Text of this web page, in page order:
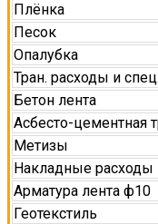
Плёнка
Песок
Опалубка
Тран. расходы и
Бетон лента
Асбесто-цементная
Метизы
Накладные расходы
Арматура лента ф10
Геотекстиль